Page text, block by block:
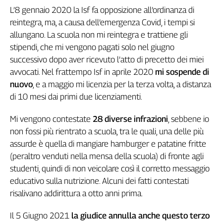
Linea
Economica
It
Easy
Inserti
Idea
InFlai
Le
trasmissioni
tv
Work
in
Progress
L'Italia
L’8 gennaio 2020 la Isf fa opposizione all’ordinanza di
reintegra, ma, a causa dell’emergenza Covid, i tempi si
allungano. La scuola non mi reintegra e trattiene gli
stipendi, che mi vengono pagati solo nel giugno
successivo dopo aver ricevuto l’atto di precetto dei miei
avvocati. Nel frattempo Isf in aprile 2020 mi sospende di
nuovo , e a maggio mi licenzia per la terza volta, a distanza
di 10 mesi dai primi due licenziamenti.
Mi vengono contestate 28 diverse infrazioni , sebbene io
non fossi più rientrato a scuola, tra le quali, una delle più
assurde è quella di mangiare hamburger e patatine fritte
(peraltro venduti nella mensa della scuola) di fronte agli
studenti, quindi di non veicolare così il corretto messaggio
educativo sulla nutrizione. Alcuni dei fatti contestati
risalivano addirittura a otto anni prima.
Il 5 Giugno 2021 la giudice annulla anche questo terzo